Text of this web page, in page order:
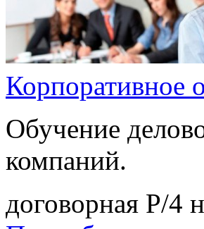
Корпоративное
Обучение
компаний.
договорная Р/4